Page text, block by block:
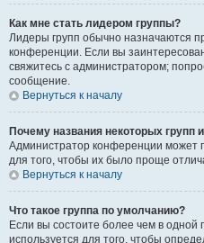
Как мне стать лидером группы?
Лидеры групп обычно назначаются
конференции. Если вы
свяжитесь с администратором;
сообщение.
Вернуться к началу
Почему названия некоторых групп
Администратор конференции может
для того, чтобы их было проще
Вернуться к началу
Что такое группа по умолчанию?
Если вы состоите более чем в
используется для того, чтобы